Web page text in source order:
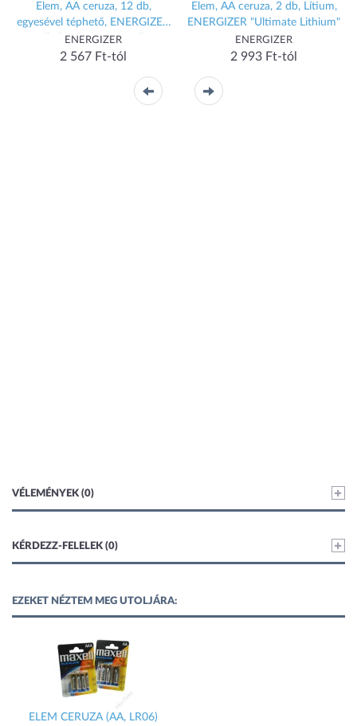
Elem, AA ceruza, 12 db,
egyesével téphető, ENERGIZER
Alkaline Power Kartella
ENERGIZER
2 567 Ft-tól
Elem, AA ceruza, 2 db, Lítium,
ENERGIZER "Ultimate Lithium"
ENERGIZER
2 993 Ft-tól
VÉLEMÉNYEK (0)
KÉRDEZZ-FELELEK (0)
EZEKET NÉZTEM MEG UTOLJÁRA:
ELEM CERUZA (AA, LR06)